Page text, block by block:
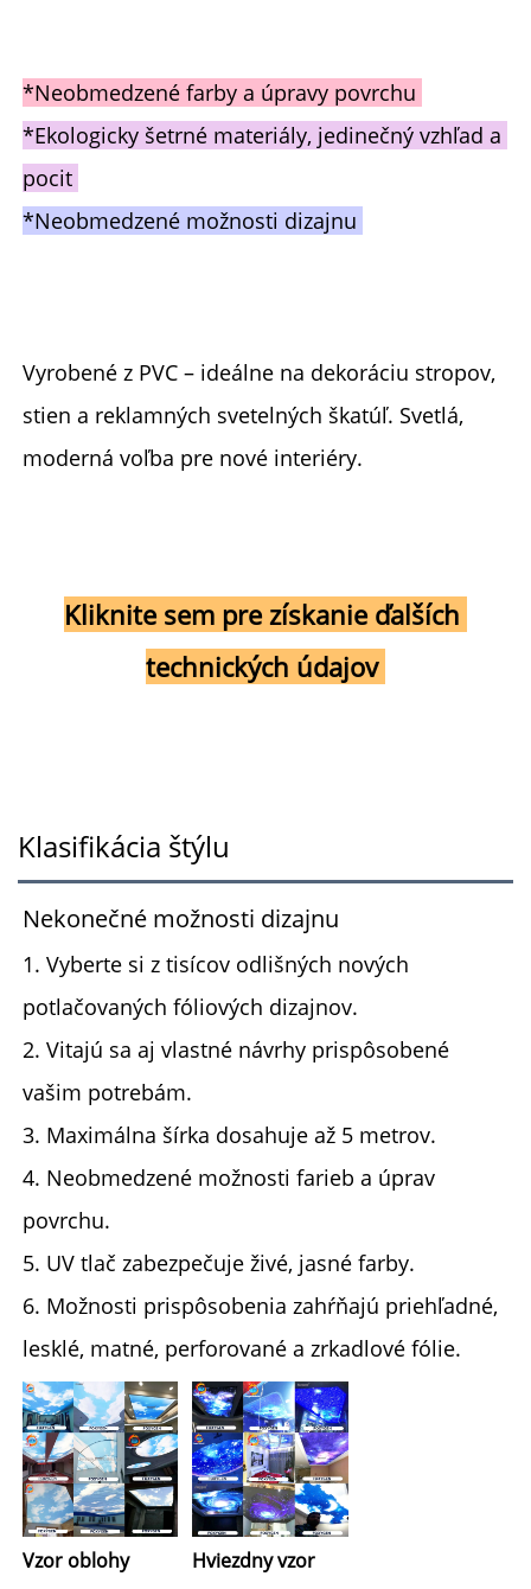
*Neobmedzené farby a úpravy povrchu
*Ekologicky šetrné materiály, jedinečný vzhľad a
pocit
*Neobmedzené možnosti dizajnu
Vyrobené z PVC – ideálne na dekoráciu stropov,
stien a reklamných svetelných škatúľ. Svetlá,
moderná voľba pre nové interiéry.
Kliknite sem pre získanie ďalších
technických údajov
Klasifikácia štýlu
Nekonečné možnosti dizajnu
1. Vyberte si z tisícov odlišných nových
potlačovaných fóliových dizajnov.
2. Vitajú sa aj vlastné návrhy prispôsobené
vašim potrebám.
3. Maximálna šírka dosahuje až 5 metrov.
4. Neobmedzené možnosti farieb a úprav
povrchu.
5. UV tlač zabezpečuje živé, jasné farby.
6. Možnosti prispôsobenia zahŕňajú priehľadné,
lesklé, matné, perforované a zrkadlové fólie.
Vzor oblohy
Hviezdny vzor